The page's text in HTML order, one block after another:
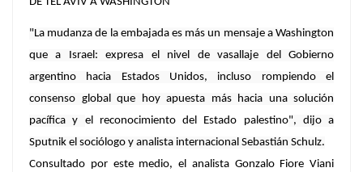
"La mudanza de la embajada es más un mensaje a Washington
que a Israel: expresa el nivel de vasallaje del Gobierno
argentino hacia Estados Unidos, incluso rompiendo el
consenso global que hoy apuesta más hacia una solución
pacífica y el reconocimiento del Estado palestino", dijo a
Sputnik el sociólogo y analista internacional Sebastián Schulz.
Consultado por este medio, el analista Gonzalo Fiore Viani